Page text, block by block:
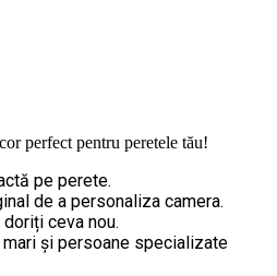
perfect pentru peretele tău!
pe perete.
de a personaliza camera.
ceva nou.
și persoane specializate